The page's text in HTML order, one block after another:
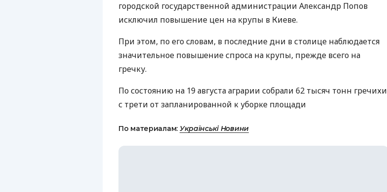
городской государственной администрации Александр Попов
исключил повышение цен на крупы в Киеве.
При этом, по его словам, в последние дни в столице наблюдается
значительное повышение спроса на крупы, прежде всего на
гречку.
По состоянию на 19 августа аграрии собрали 62 тысяч тонн гречихи
с трети от запланированной к уборке площади
По материалам: Українські Новини